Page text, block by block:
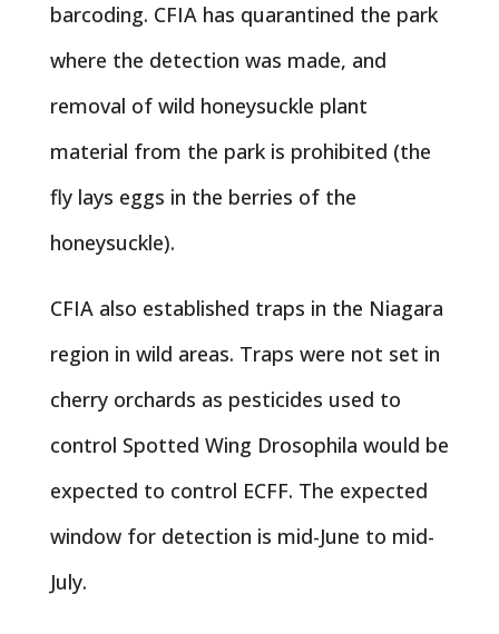
barcoding. CFIA has quarantined the park
where the detection was made, and
removal of wild honeysuckle plant
material from the park is prohibited (the
fly lays eggs in the berries of the
honeysuckle).
CFIA also established traps in the Niagara
region in wild areas. Traps were not set in
cherry orchards as pesticides used to
control Spotted Wing Drosophila would be
expected to control ECFF. The expected
window for detection is mid-June to mid-
July.